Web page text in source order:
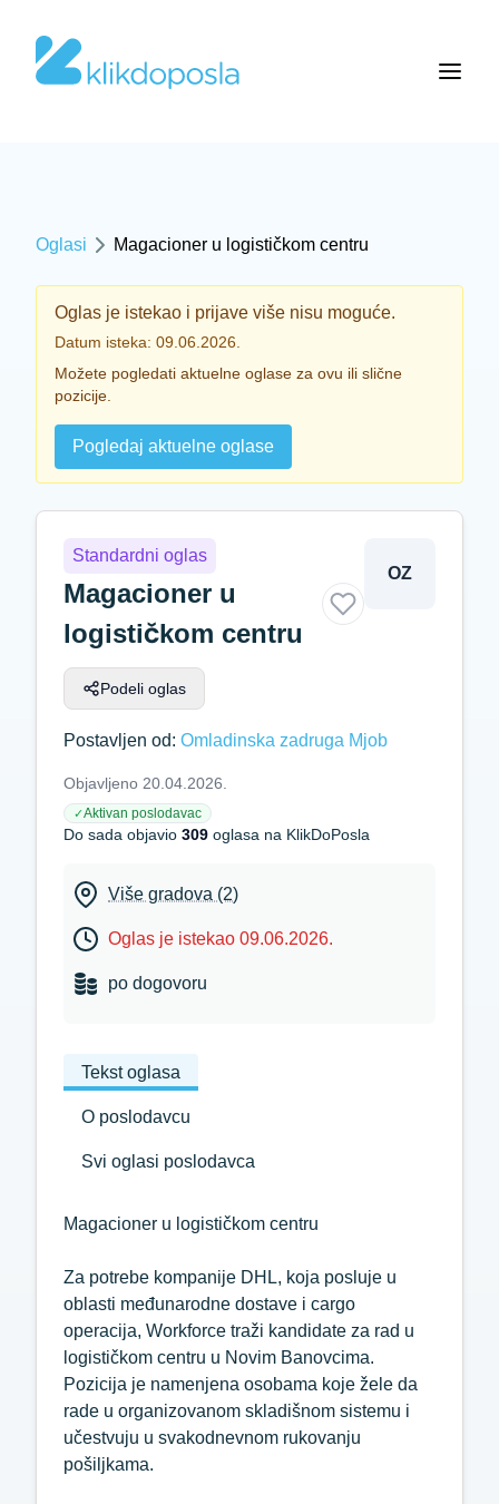
Oglasi Magacioner u logističkom centru
Oglas je istekao i prijave više nisu moguće.
Datum isteka: 09.06.2026.
Možete pogledati aktuelne oglase za ovu ili slične
pozicije.
Pogledaj aktuelne oglase
Standardni oglas
Magacioner u
logističkom centru
Podeli oglas
OZ
Postavljen od: Omladinska zadruga Mjob
Objavljeno 20.04.2026.
✓Aktivan poslodavac
Do sada objavio 309 oglasa na KlikDoPosla
Više gradova (2)
Oglas je istekao 09.06.2026.
po dogovoru
Tekst oglasa
O poslodavcu
Svi oglasi poslodavca
Magacioner u logističkom centru
Za potrebe kompanije DHL, koja posluje u
oblasti međunarodne dostave i cargo
operacija, Workforce traži kandidate za rad u
logističkom centru u Novim Banovcima.
Pozicija je namenjena osobama koje žele da
rade u organizovanom skladišnom sistemu i
učestvuju u svakodnevnom rukovanju
pošiljkama.